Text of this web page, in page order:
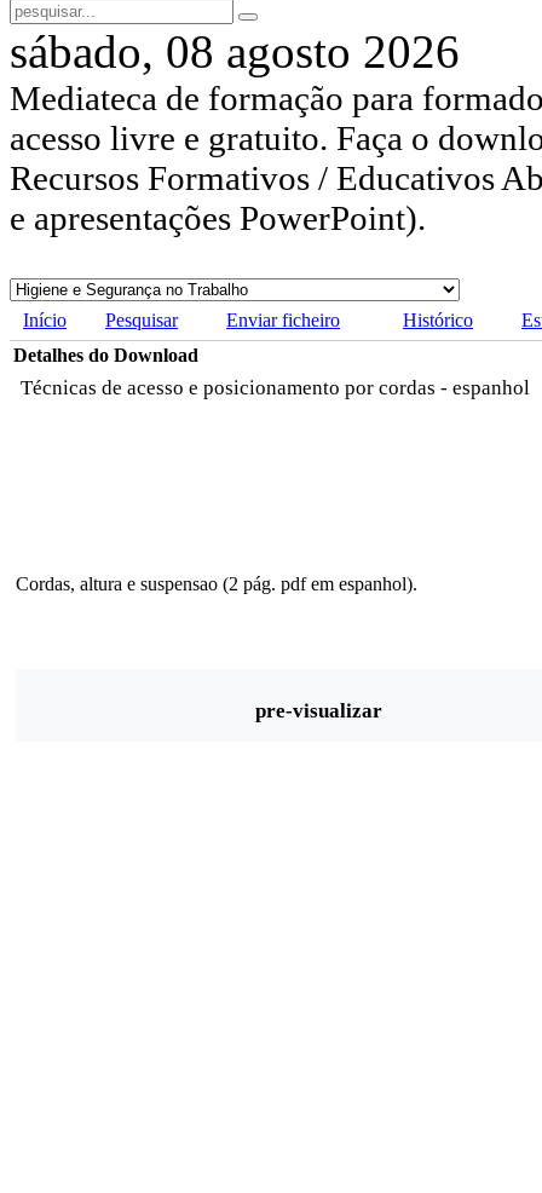
sábado, 08 agosto 2026
Mediateca de formação para
acesso livre e gratuito. Faça o
Recursos Formativos / Educativos
e apresentações PowerPoint).
Início Pesquisar Enviar ficheiro Histórico
Detalhes do Download
Técnicas de acesso e posicionamento por cordas - espanhol
Cordas, altura e suspensao (2 pág. pdf em espanhol).
pre-visualizar